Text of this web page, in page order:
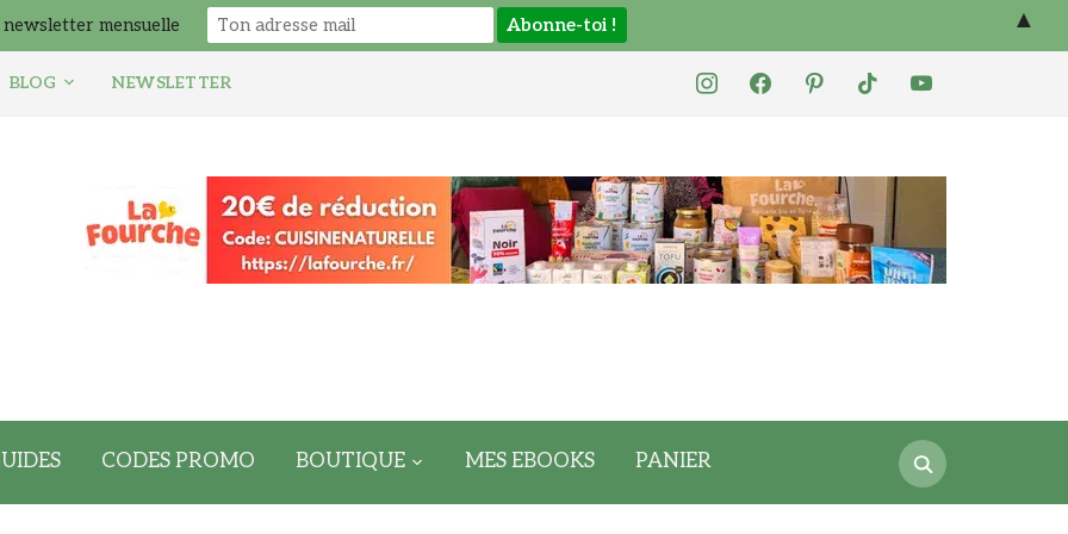
instagramfacebookpinteresttiktok youtube
BLOG NEWSLETTER
Search
for:
CODES PROMO BOUTIQUE MES EBOOKS PANIER
newsletter mensuelle ▲